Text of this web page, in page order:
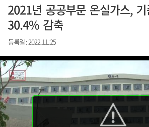
2021년 공공부문 온실가스,
30.4% 감축
등록일 : 2022.11.25